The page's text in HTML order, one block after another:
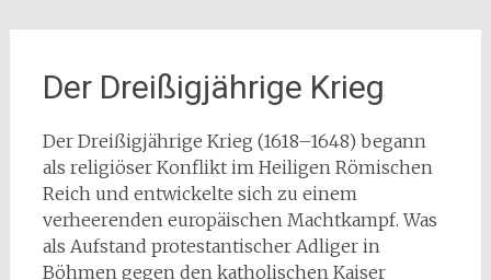
Der Dreißigjährige Krieg
Der Dreißigjährige Krieg (1618–1648) begann
als religiöser Konflikt im Heiligen Römischen
Reich und entwickelte sich zu einem
verheerenden europäischen Machtkampf. Was
als Aufstand protestantischer Adliger in
Böhmen gegen den katholischen Kaiser